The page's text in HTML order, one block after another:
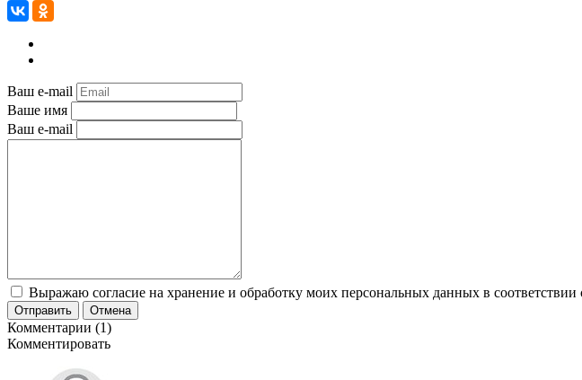
Ваш e-mail
Ваше имя
Ваш e-mail
Выражаю согласие на хранение и обработку моих персональных данных в
Отправить Отмена
Комментарии (1)
Комментировать